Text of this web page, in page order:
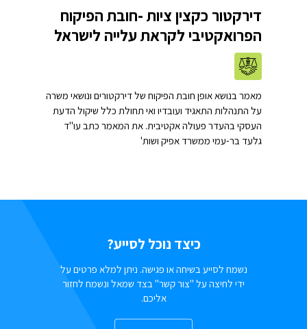
דירקטור כקצין ציות -חובת הפיקוח
הפרואקטיבי לקראת עלייה לישראל
מאמר בנושא אופן חובת הפיקוח של דירקטורים ונושאי משרה
על התנהלות התאגיד ועובדיו ואי תחולת כלל שיקול הדעת
העסקי בהעדר פעולה אקטיבית. את המאמר כתב עו"ד
גלעד בר-עמי ממשרד אפיק ושות'
כיצד נוכל לסייע?
נשמח לסייע בשיחה או פגישה. ניתן למלא פרטים על
ידי לחיצה על "צור קשר" בצד שמאל ונשמח לחזור
אליכם.